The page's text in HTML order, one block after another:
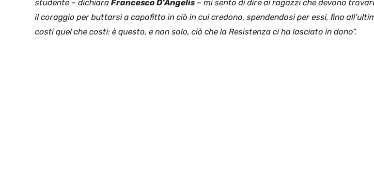
studente – dichiara Francesco D’Angelis – mi sento di dire ai ragazzi che devono
il coraggio per buttarsi a capofitto in ciò in cui credono, spendendosi per essi, fino
costi quel che costi: è questo, e non solo, ciò che la Resistenza ci ha lasciato in dono”.